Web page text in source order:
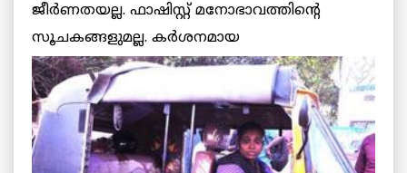
ജീര്‍ണതയല്ല. ഫാഷിസ്റ്റ് മനോഭാവത്തിന്റെ
സൂചകങ്ങളുമല്ല. കര്‍ശനമായ